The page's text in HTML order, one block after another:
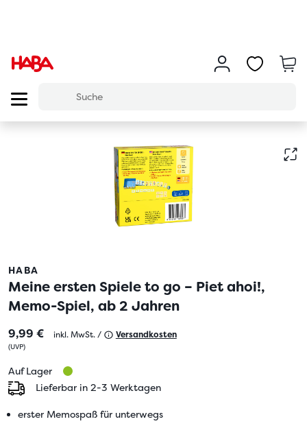
HABA
Meine ersten Spiele to go – Piet ahoi!,
Memo-Spiel, ab 2 Jahren
9,99 € inkl. MwSt. / Versandkosten
(UVP)
Auf Lager
Lieferbar in 2-3 Werktagen
erster Memospaß für unterwegs